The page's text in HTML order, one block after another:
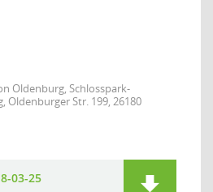
Oldenburg, Schlosspark-
Oldenburger Str. 199, 26180
03-25